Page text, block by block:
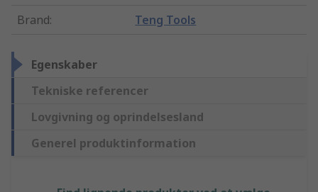
Brand: Teng Tools
Egenskaber
Tekniske referencer
Lovgivning og oprindelsesland
Generel produktinformation